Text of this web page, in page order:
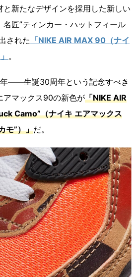
と新たなデザインを採用した新しい
匠”ティンカー・ハットフィール
された 「NIKE AIR MAX 90（ナイ
。
――生誕30周年という記念すべき
アマックス90の新色が「NIKE AIR
Camo”（ナイキ エアマックス
モ”）」だ。